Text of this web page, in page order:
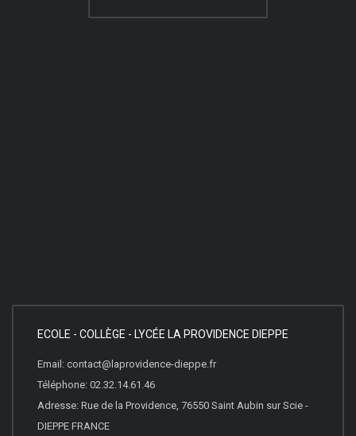
ECOLE - COLLÈGE - LYCÉE LA PROVIDENCE DIEPPE
Email: contact@laprovidence-dieppe.fr
Téléphone: 02.32.14.61.46
Adresse: Rue de la Providence, 76550 Saint Aubin sur Scie -
DIEPPE FRANCE